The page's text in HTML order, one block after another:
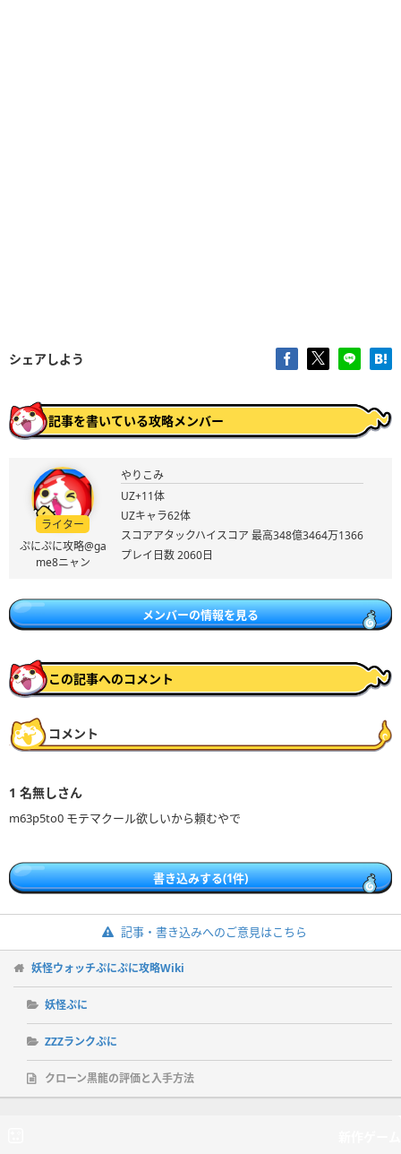
シェアしよう
記事を書いている攻略メンバー
ライター
ぷにぷに攻略@ga
me8ニャン
やりこみ
UZ+11体
UZキャラ62体
スコアアタックハイスコア 最高348億3464万1366
プレイ日数 2060日
メンバーの情報を見る
この記事へのコメント
コメント
1 名無しさん
m63p5to0 モテマクール欲しいから頼むやで
書き込みする(1件)
記事・書き込みへのご意見はこちら
妖怪ウォッチぷにぷに攻略Wiki
妖怪ぷに
ZZZランクぷに
クローン黒龍の評価と入手方法